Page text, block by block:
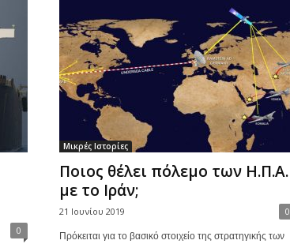
0
Μικρές Ιστορίες
Ποιος θέλει πόλεμο των Η.Π.Α.
με το Ιράν;
21 Ιουνίου 2019 0
Πρόκειται για το βασικό στοιχείο της στρατηγικής των